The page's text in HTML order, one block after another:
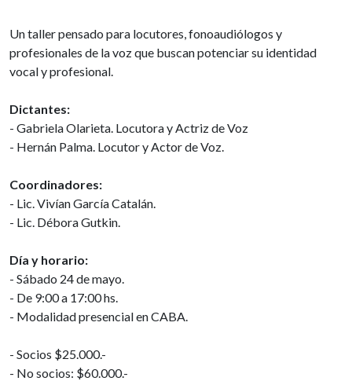
Un taller pensado para locutores, fonoaudiólogos y
profesionales de la voz que buscan potenciar su identidad
vocal y profesional.
Dictantes:
- Gabriela Olarieta. Locutora y Actriz de Voz
- Hernán Palma. Locutor y Actor de Voz.
Coordinadores:
- Lic. Vivían García Catalán.
- Lic. Débora Gutkin.
Día y horario:
- Sábado 24 de mayo.
- De 9:00 a 17:00 hs.
- Modalidad presencial en CABA.
- Socios $25.000.-
- No socios: $60.000.-